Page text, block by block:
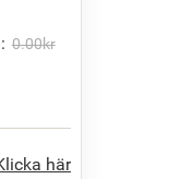
0.00kr
här